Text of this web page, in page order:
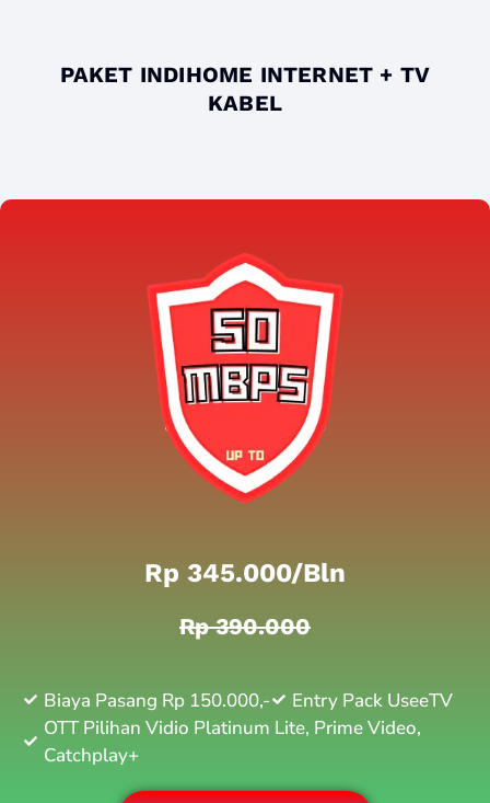
PAKET INDIHOME INTERNET + TV
KABEL
Rp 345.000/bln
Rp 390.000
Biaya Pasang Rp 150.000,-
Entry Pack UseeTV
OTT Pilihan Vidio Platinum Lite, Prime Video,
Catchplay+